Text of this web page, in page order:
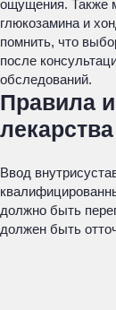
ощущения. Также
глюкозамина и
помнить, что
после
обследований.
Правила
лекарства
Ввод
должно быть
должен быть